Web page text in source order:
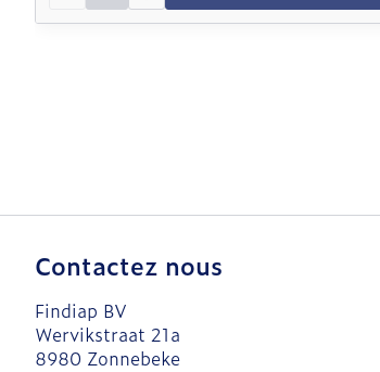
Contactez nous
Findiap BV
Wervikstraat 21a
8980 Zonnebeke